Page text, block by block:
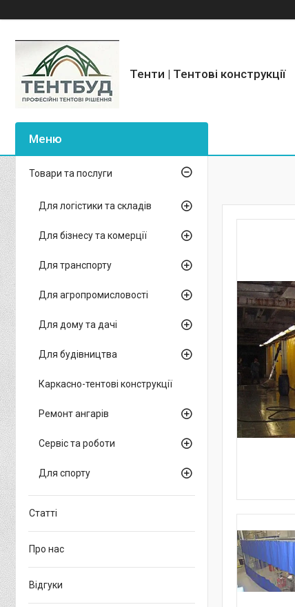
Тенти | Тентові конструкції
Товари та послуги
Для логістики та складів
Для бізнесу та комерції
Для транспорту
Для агропромисловості
Для дому та дачі
Для будівництва
Каркасно-тентові конструкції
Ремонт ангарів
Сервіс та роботи
Для спорту
Статті
Про нас
Відгуки